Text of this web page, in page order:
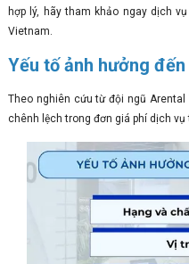
hợp lý, hãy tham khảo ngay dịch vụ
Vietnam.
Yếu tố ảnh hưởng
Theo nghiên cứu từ đội ngũ
chênh lệch trong đơn giá phí dịch vụ